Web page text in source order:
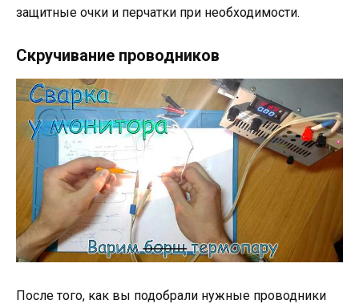
защитные очки и перчатки при необходимости.
Скручивание проводников
После того, как вы подобрали нужные проводники